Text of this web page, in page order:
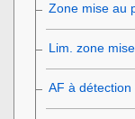
Zone mise au
Lim. zone
AF à détection